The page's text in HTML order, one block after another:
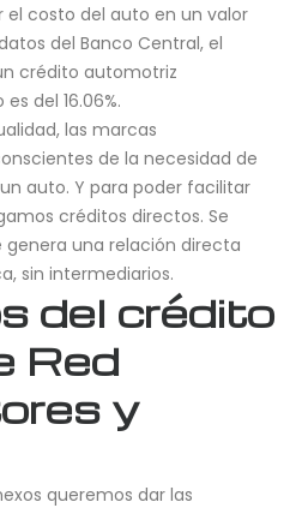
costo del auto en un valor
del Banco Central, el
crédito automotriz
del 16.06%.
las marcas
de la necesidad de
auto. Y para poder facilitar
créditos directos. Se
una relación directa
sin intermediarios.
del crédito
Red
y
queremos dar las